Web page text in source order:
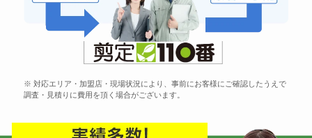
※ 対応エリア・加盟店・現場状況により、事前にお客様にご確認したうえで
調査・見積りに費用を頂く場合がございます。